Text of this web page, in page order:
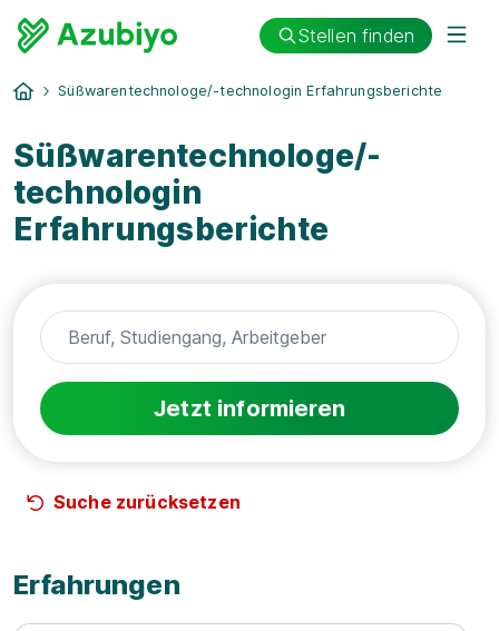
Stellen finden
Süßwarentechnologe/-technologin Erfahrungsberichte
Süßwarentechnologe/-
technologin
Erfahrungsberichte
Jetzt informieren
Suche zurücksetzen
Erfahrungen